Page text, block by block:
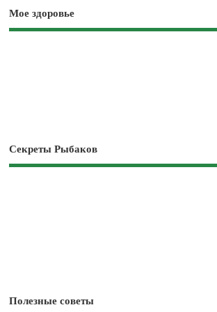
Мое здоровье
Секреты Рыбаков
Полезные советы